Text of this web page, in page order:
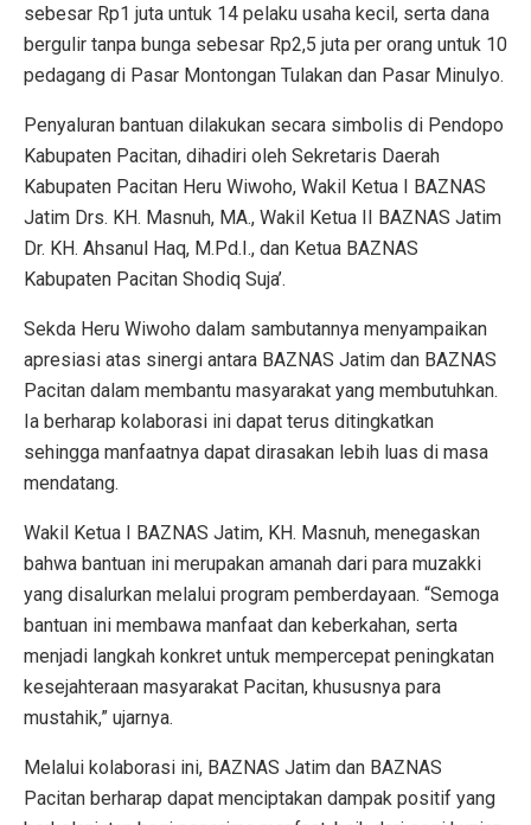
sebesar Rp1 juta untuk 14 pelaku usaha kecil, serta dana
bergulir tanpa bunga sebesar Rp2,5 juta per orang untuk 10
pedagang di Pasar Montongan Tulakan dan Pasar Minulyo.
Penyaluran bantuan dilakukan secara simbolis di Pendopo
Kabupaten Pacitan, dihadiri oleh Sekretaris Daerah
Kabupaten Pacitan Heru Wiwoho, Wakil Ketua I BAZNAS
Jatim Drs. KH. Masnuh, MA., Wakil Ketua II BAZNAS Jatim
Dr. KH. Ahsanul Haq, M.Pd.I., dan Ketua BAZNAS
Kabupaten Pacitan Shodiq Suja’.
Sekda Heru Wiwoho dalam sambutannya menyampaikan
apresiasi atas sinergi antara BAZNAS Jatim dan BAZNAS
Pacitan dalam membantu masyarakat yang membutuhkan.
Ia berharap kolaborasi ini dapat terus ditingkatkan
sehingga manfaatnya dapat dirasakan lebih luas di masa
mendatang.
Wakil Ketua I BAZNAS Jatim, KH. Masnuh, menegaskan
bahwa bantuan ini merupakan amanah dari para muzakki
yang disalurkan melalui program pemberdayaan. “Semoga
bantuan ini membawa manfaat dan keberkahan, serta
menjadi langkah konkret untuk mempercepat peningkatan
kesejahteraan masyarakat Pacitan, khususnya para
mustahik,” ujarnya.
Melalui kolaborasi ini, BAZNAS Jatim dan BAZNAS
Pacitan berharap dapat menciptakan dampak positif yang